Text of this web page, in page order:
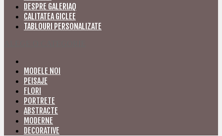
DESPRE GALERIAQ
CALITATEA GICLEE
TABLOURI PERSONALIZATE
MODELE NOI
PEISAJE
FLORI
PORTRETE
ABSTRACTE
MODERNE
DECORATIVE